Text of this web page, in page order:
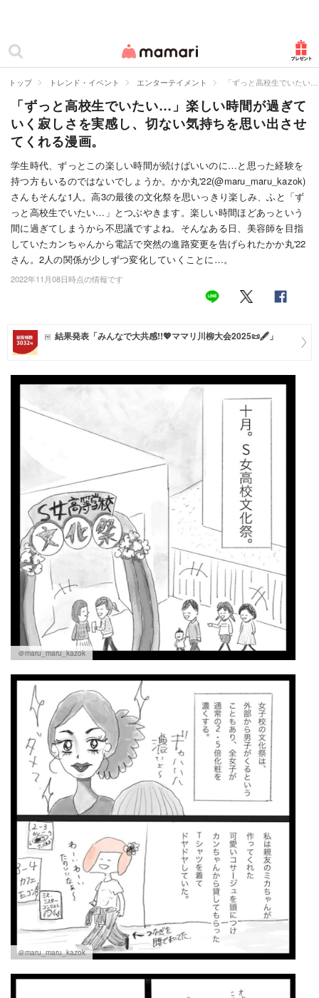
ママリ
カテゴリー一覧
妊娠
出産
赤ちゃん・育児
子育て・家族
病院
美容・ファッション
お仕事
マネー
トレンド・イベント
トップ トレンド・イベント エンターテイメント 「ずっと高校生でいたい
「ずっと高校生でいたい…」楽しい時間が過ぎて
いく寂しさを実感し、切ない気持ちを思い出させ
てくれる漫画。
学生時代、ずっとこの楽しい時間が続けばいいのに…と思った経験を
持つ方もいるのではないでしょうか。かか丸'22(@maru_maru_kazok)
さんもそんな1人。高3の最後の文化祭を思いっきり楽しみ、ふと「ず
っと高校生でいたい…」とつぶやきます。楽しい時間ほどあっという
間に過ぎてしまうから不思議ですよね。そんなある日、美容師を目指
していたカンちゃんから電話で突然の進路変更を告げられたかか丸'22
さん。2人の関係が少しずつ変化していくことに…。
2022年11月08日時点の情報です
結果発表「みんなで大共感!!💖ママリ川柳大会2025📜🖋️」
＠maru_maru_kazok
＠maru_maru_kazok